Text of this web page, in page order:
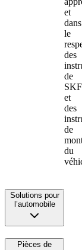
et
dans
le
des
de
SKF
et
des
de
du
Solutions pour
l’automobile
Pièces de